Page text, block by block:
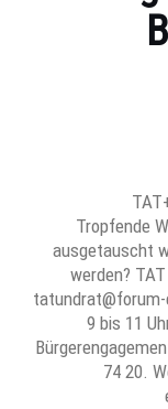
Tropfende
ausgetauscht
werden?
9 bis 11
74 20.